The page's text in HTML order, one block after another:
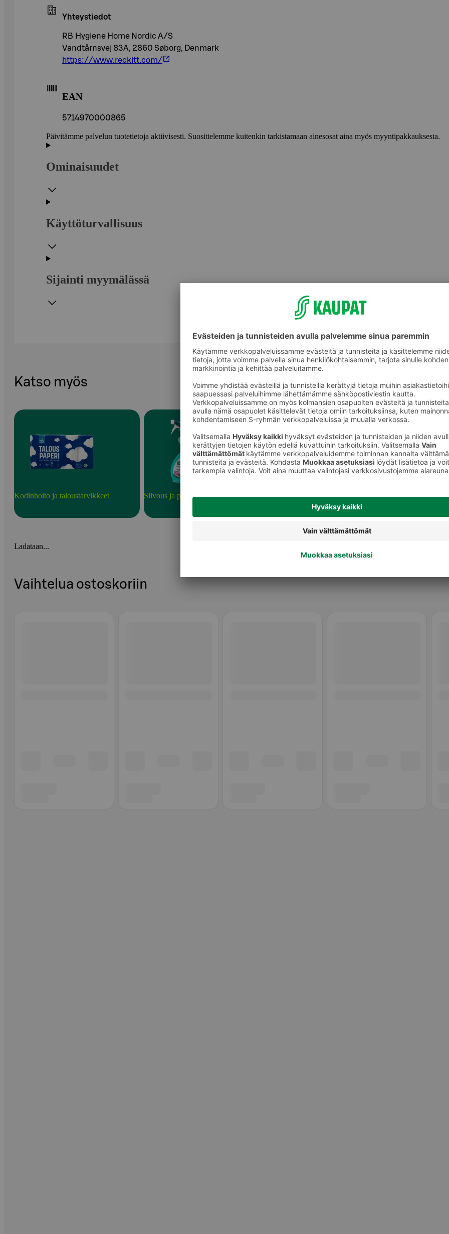
Yhteystiedot
RB Hygiene Home Nordic A/S
Vandtårnsvej 83A, 2860 Søborg, Denmark
https://www.reckitt.com/
EAN
5714970000865
Päivitämme palvelun tuotetietoja aktiivisesti. Suosittelemme kuitenkin tarkistamaan ainesosat aina myös myyntipakkauksesta.
Ominaisuudet
Käyttöturvallisuus
Sijainti myymälässä
Katso myös
Kodinhoito ja taloustarvikkeet Siivous ja puhdistusaineet Ilmanraikastimet
Ladataan...
Vaihtelua ostoskoriin